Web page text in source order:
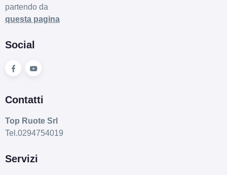
partendo da
questa pagina
Social
Contatti
Top Ruote Srl
Tel.0294754019
Servizi